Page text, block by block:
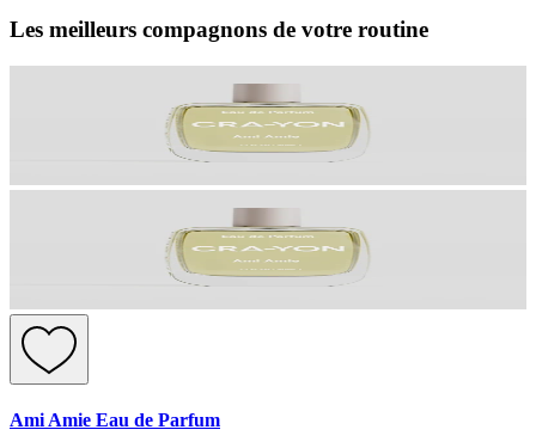
Les meilleurs compagnons de votre routine
Ami Amie Eau de Parfum